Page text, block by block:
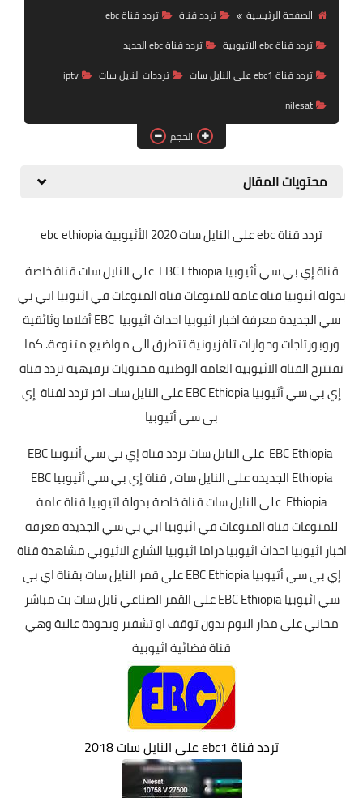
تردد قناة
nilesat
iptv
ترددات النايل سات
الصفحة الرئيسية
تردد قناة
تردد قناة ebc
تردد قناة ebc الاثيوبية
تردد قناة ebc الجديد
تردد قناة ebc1 على النايل سات
ترددات النايل سات
iptv
nilesat
الحجم
محتويات المقال
تردد قناة ebc
على النايل سات 2020 الأثيوبية ebc ethiopia
قناة إي بي سي أثيوبيا EBC Ethiopia علي النايل سات قناة خاصة
بدولة اثيوبيا قناة عامة للمنوعات قناة المنوعات في اثيوبيا ابي بي
سي الجديدة معرفة اخبار اثيوبيا احداث اثيوبيا EBC أفلاما وثائقية
وروبورتاجات وحوارات تلفزيونية تتطرق الى مواضيع متنوعة. كما
تقتترح القناة الاثيوبية العامة الوطنية محتويات ترفيهية تردد قناة
إي بي سي أثيوبيا EBC Ethiopia على النايل سات اخر تردد لقناة إي
بي سي أثيوبيا
EBC Ethiopia على النايل سات تردد قناة إي بي سي أثيوبيا EBC
Ethiopia الجديده على النايل سات ، قناة إي بي سي أثيوبيا EBC
Ethiopia علي النايل سات قناة خاصة بدولة اثيوبيا قناة عامة
للمنوعات قناة المنوعات في اثيوبيا ابي بي سي الجديدة معرفة
اخبار اثيوبيا احداث اثيوبيا دراما اثيوبيا الشارع الاثيوبي مشاهدة قناة
إي بي سي أثيوبيا EBC Ethiopia علي قمر النايل سات بقناة اي بي
سي اثيوبيا EBC Ethiopia على القمر الصناعي نايل سات بث مباشر
مجاني على مدار اليوم بدون توقف او تشفير وبجودة عالية وهي
قناة فضائية اثيوبية
تردد قناة ebc1 على النايل سات 2018